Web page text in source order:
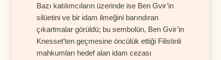
Bazı katılımcıların üzerinde ise Ben Gvir’in
silüetini ve bir idam ilmeğini barındıran
çıkartmalar görüldü; bu sembolün, Ben Gvir’in
Knesset’ten geçmesine öncülük ettiği Filistinli
mahkumları hedef alan idam cezası